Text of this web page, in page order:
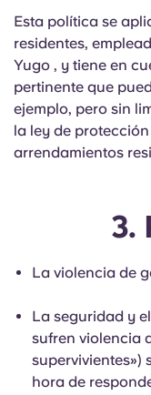
Esta política se
residentes,
Yugo , y tiene en
pertinente que
ejemplo, pero sin
la ley de
arrendamientos
3.
La violencia de
La seguridad y
sufren violencia
supervivientes»)
hora de